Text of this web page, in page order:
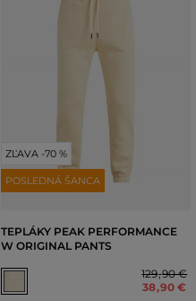
ZĽAVA -70 %
POSLEDNÁ ŠANCA
TEPLÁKY PEAK PERFORMANCE
W ORIGINAL PANTS
129,90 €
38,90 €